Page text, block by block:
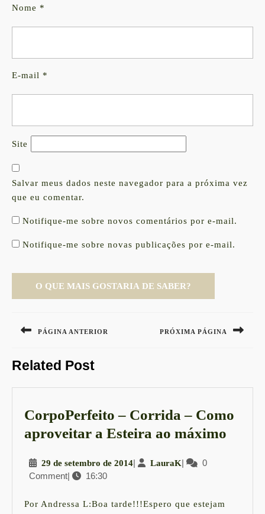
Nome *
E-mail *
Site
Salvar meus dados neste navegador para a próxima vez
que eu comentar.
Notifique-me sobre novos comentários por e-mail.
Notifique-me sobre novas publicações por e-mail.
de
PÁGINA ANTERIOR
post:
PRÓXIMA PÁGINA
Related Post
CorpoPerfeito – Corrida – Como
aproveitar a Esteira ao máximo
29 de setembro de 201429
de
| LauraKLauraK
|
0
Comment| 16:30
Por Andressa L:Boa tarde!!!Espero que estejam